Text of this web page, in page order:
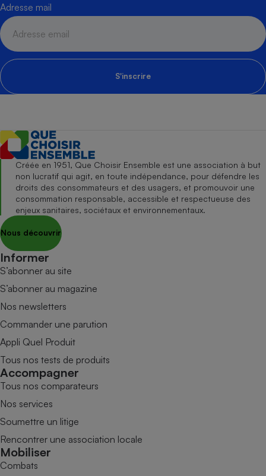
Adresse mail
S'inscrire
Créée en 1951, Que Choisir Ensemble est une association à but
non lucratif qui agit, en toute indépendance, pour défendre les
droits des consommateurs et des usagers, et promouvoir une
consommation responsable, accessible et respectueuse des
enjeux sanitaires, sociétaux et environnementaux.
Nous découvrir
Informer
S’abonner au site
S’abonner au magazine
Nos newsletters
Commander une parution
Appli Quel Produit
Tous nos tests de produits
Accompagner
Tous nos comparateurs
Nos services
Soumettre un litige
Rencontrer une association locale
Mobiliser
Combats